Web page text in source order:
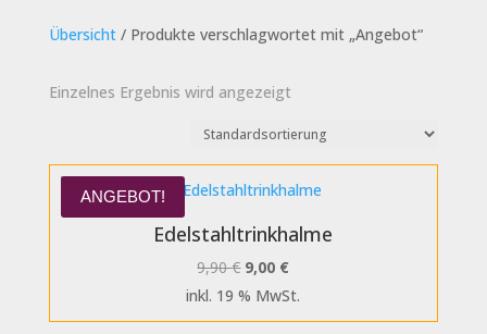
Übersicht/ Produkte verschlagwortet mit „Angebot“
Einzelnes Ergebnis wird angezeigt
ANGEBOT!
Edelstahltrinkhalme
9,90€ Ursprünglicher
Preis
war:
9,00 €
Preis
ist:
inkl. 19 % MwSt.